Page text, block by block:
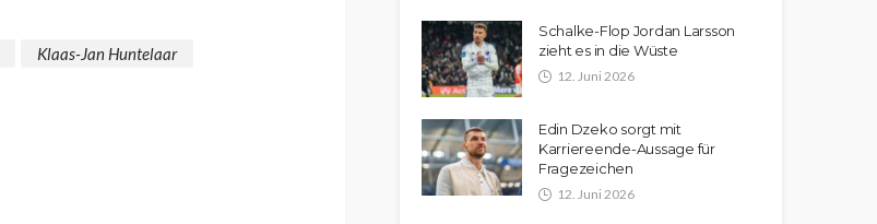
Klaas-Jan Huntelaar
Schalke-Flop Jordan Larsson
zieht es in die Wüste
12. Juni 2026
Edin Dzeko sorgt mit
Karriereende-Aussage für
Fragezeichen
12. Juni 2026